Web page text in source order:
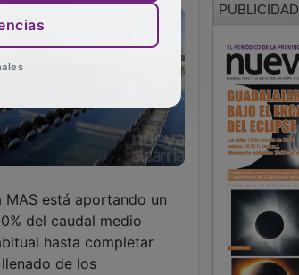
MAS está aportando un
del caudal medio
hasta completar
de los
PUBLICIDAD